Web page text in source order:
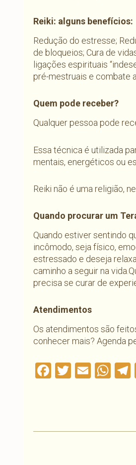
Reiki: alguns benefícios:
Redução do estresse;
de bloqueios; Cura de
ligações espirituais
pré-mestruais e combate
Quem pode receber?
Qualquer pessoa pode
Essa técnica é utilizada
mentais, energéticos ou
Reiki não é uma religião,
Quando procurar um
Quando estiver sentindo
incômodo, seja físico,
estressado e deseja
caminho a seguir na
precisa se curar de
Atendimentos
Os atendimentos são
conhecer mais? Agenda
Facebook
Twitter
Email